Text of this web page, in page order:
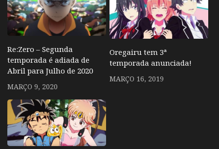
Re:Zero – Segunda
temporada é adiada de
Abril para Julho de 2020
MARÇO 9, 2020
Oregairu tem 3ª
temporada anunciada!
MARÇO 16, 2019